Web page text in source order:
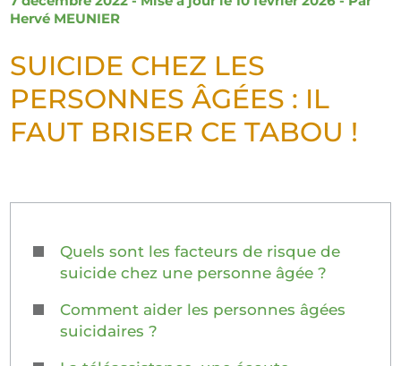
Hervé MEUNIER
SUICIDE CHEZ LES
PERSONNES ÂGÉES : IL
FAUT BRISER CE TABOU !
Quels sont les facteurs de risque de
suicide chez une personne âgée ?
Comment aider les personnes âgées
suicidaires ?